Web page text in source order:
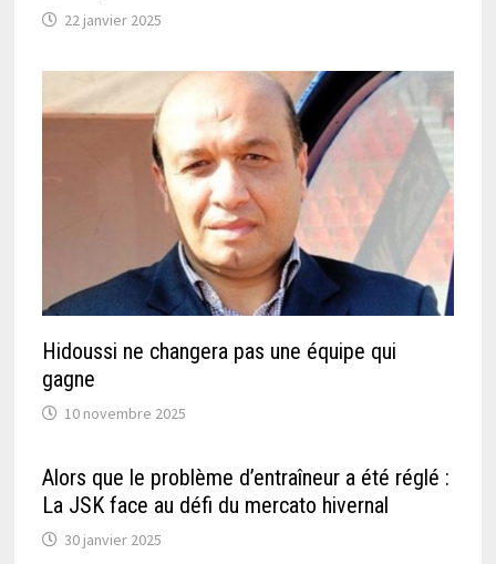
22 janvier 2025
Hidoussi ne changera pas une équipe qui
gagne
10 novembre 2025
Alors que le problème d’entraîneur a été réglé :
La JSK face au défi du mercato hivernal
30 janvier 2025